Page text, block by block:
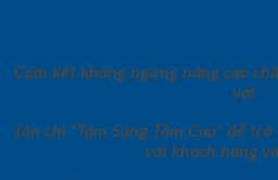
Cam kết không ngừng nâng cao
với
tôn chỉ “Tâm Sáng Tầm Cao” để
với khách hàng